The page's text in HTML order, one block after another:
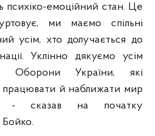
емоційний стан. Це
ми маємо спільні
усім, хто долучається до
Уклінно дякуємо усім
Оборони України, які
працювати й наближати мир
- сказав на початку
Бойко.